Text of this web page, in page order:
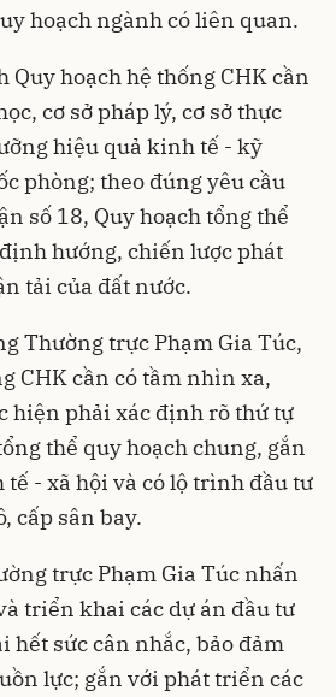
hoạch ngành có liên quan.
hoạch hệ thống CHK cần
cơ sở pháp lý, cơ sở thực
hiệu quả kinh tế - kỹ
phòng; theo đúng yêu cầu
số 18, Quy hoạch tổng thể
hướng, chiến lược phát
tải của đất nước.
Thường trực Phạm Gia Túc,
CHK cần có tầm nhìn xa,
hiện phải xác định rõ thứ tự
thể quy hoạch chung, gắn
- xã hội và có lộ trình đầu tư
cấp sân bay.
trực Phạm Gia Túc nhấn
triển khai các dự án đầu tư
hết sức cân nhắc, bảo đảm
lực; gắn với phát triển các